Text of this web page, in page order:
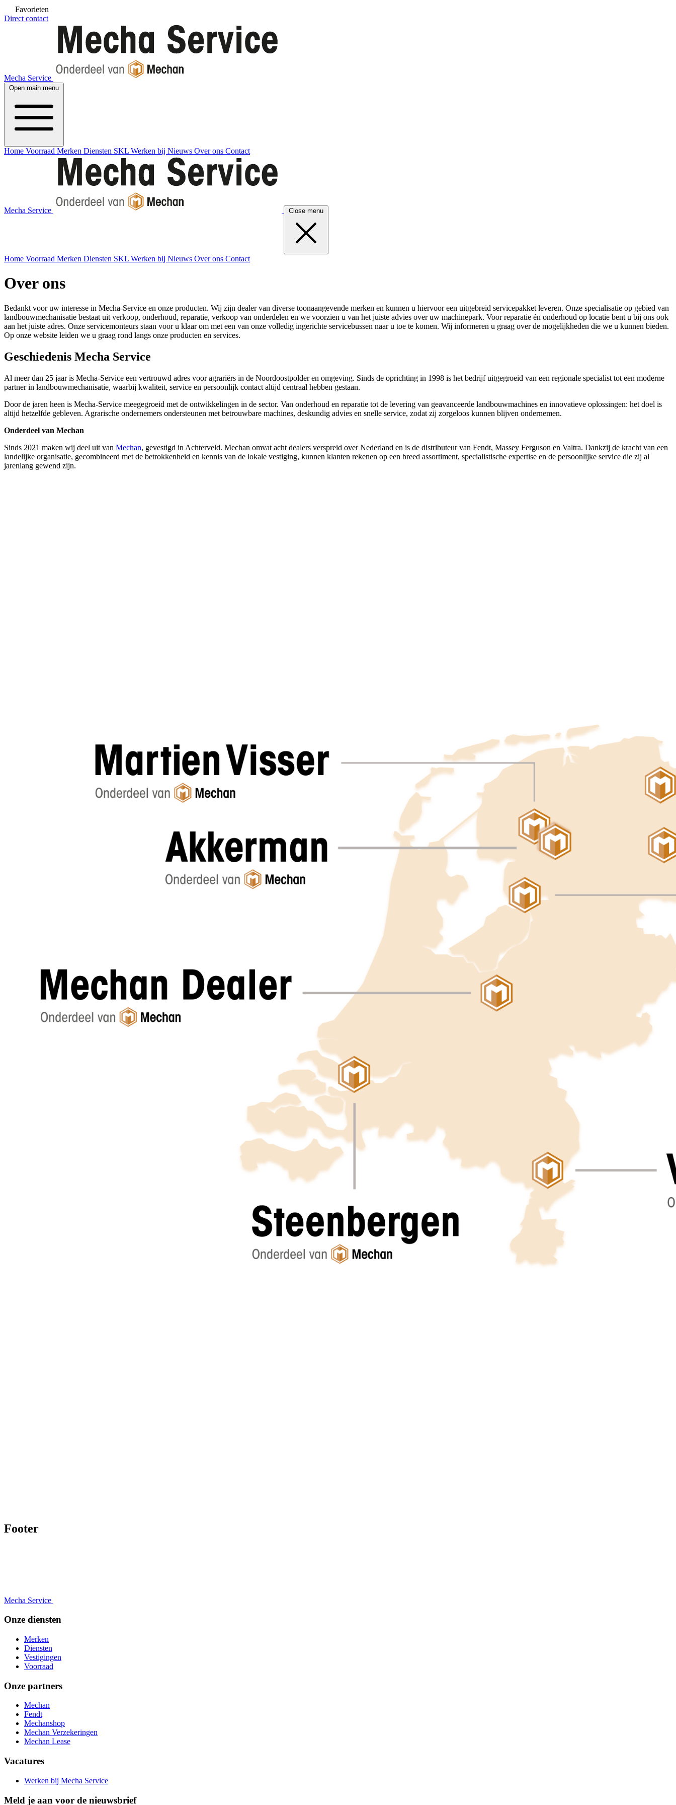
Favorieten
Direct contact
Mecha Service
Open main menu
Home Voorraad Merken Diensten SKL Werken bij Nieuws Over ons Contact
Mecha Service Close menu
Home Voorraad Merken Diensten SKL Werken bij Nieuws Over ons Contact
Over ons
Bedankt voor uw interesse in Mecha-Service en onze producten. Wij zijn dealer van diverse toonaangevende merken en kunnen u hiervoor een uitgebreid servicepakket leveren. Onze specialisatie op gebied van
landbouwmechanisatie bestaat uit verkoop, onderhoud, reparatie, verkoop van onderdelen en we voorzien u van het juiste advies over uw machinepark. Voor reparatie én onderhoud op locatie bent u bij ons ook
aan het juiste adres. Onze servicemonteurs staan voor u klaar om met een van onze volledig ingerichte servicebussen naar u toe te komen. Wij informeren u graag over de mogelijkheden die we u kunnen bieden.
Op onze website leiden we u graag rond langs onze producten en services.
Geschiedenis Mecha Service
Al meer dan 25 jaar is Mecha-Service een vertrouwd adres voor agrariërs in de Noordoostpolder en omgeving. Sinds de oprichting in 1998 is het bedrijf uitgegroeid van een regionale specialist tot een moderne
partner in landbouwmechanisatie, waarbij kwaliteit, service en persoonlijk contact altijd centraal hebben gestaan.
Door de jaren heen is Mecha-Service meegegroeid met de ontwikkelingen in de sector. Van onderhoud en reparatie tot de levering van geavanceerde landbouwmachines en innovatieve oplossingen: het doel is
altijd hetzelfde gebleven. Agrarische ondernemers ondersteunen met betrouwbare machines, deskundig advies en snelle service, zodat zij zorgeloos kunnen blijven ondernemen.
Onderdeel van Mechan
Sinds 2021 maken wij deel uit van Mechan, gevestigd in Achterveld. Mechan omvat acht dealers verspreid over Nederland en is de distributeur van Fendt, Massey Ferguson en Valtra. Dankzij de kracht van een
landelijke organisatie, gecombineerd met de betrokkenheid en kennis van de lokale vestiging, kunnen klanten rekenen op een breed assortiment, specialistische expertise en de persoonlijke service die zij al
jarenlang gewend zijn.
Footer
Mecha Service
Onze diensten
Merken
Diensten
Vestigingen
Voorraad
Onze partners
Mechan
Fendt
Mechanshop
Mechan Verzekeringen
Mechan Lease
Vacatures
Werken bij Mecha Service
Meld je aan voor de nieuwsbrief